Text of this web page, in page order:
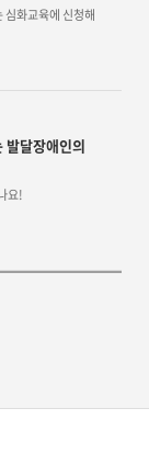
심화교육에 신청해
발달장애인의
요!